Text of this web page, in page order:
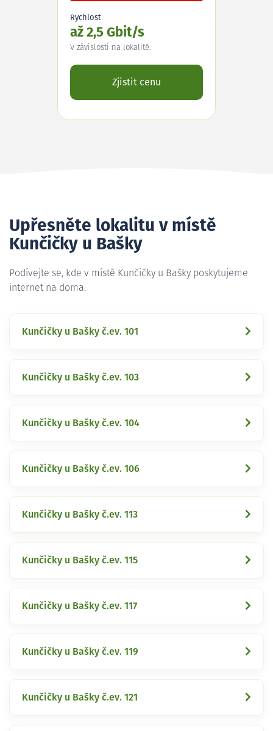
Rychlost
až 2,5 Gbit/s
V závislosti na lokalitě.
Zjistit cenu
Upřesněte lokalitu v místě
Kunčičky u Bašky
Podívejte se, kde v místě Kunčičky u Bašky poskytujeme
internet na doma.
Kunčičky u Bašky č.ev. 101
Kunčičky u Bašky č.ev. 103
Kunčičky u Bašky č.ev. 104
Kunčičky u Bašky č.ev. 106
Kunčičky u Bašky č.ev. 113
Kunčičky u Bašky č.ev. 115
Kunčičky u Bašky č.ev. 117
Kunčičky u Bašky č.ev. 119
Kunčičky u Bašky č.ev. 121